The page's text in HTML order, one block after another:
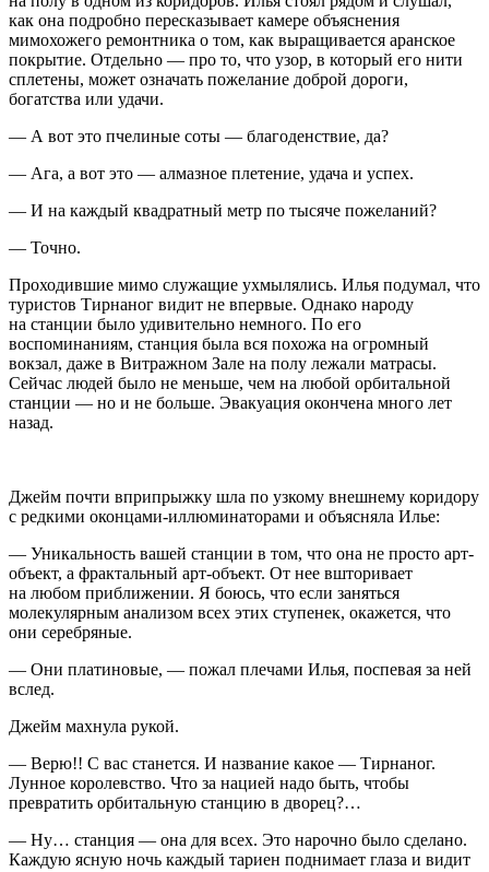
как она подробно пересказывает камере объяснения
мимохожего ремонтника о том, как выращивается аранское
покрытие. Отдельно — про то, что узор, в который его нити
сплетены, может означать пожелание доброй дороги,
богатства или удачи.
— А вот это пчелиные соты — благоденствие, да?
— Ага, а вот это — алмазное плетение, удача и успех.
— И на каждый квадратный метр по тысяче пожеланий?
— Точно.
Проходившие мимо служащие ухмылялись. Илья подумал, что
туристов Тирнаног видит не впервые. Однако народу
на станции было удивительно немного. По его
воспоминаниям, станция была вся похожа на огромный
вокзал, даже в Витражном Зале на полу лежали матрасы.
Сейчас людей было не меньше, чем на любой орбитальной
станции — но и не больше. Эвакуация окончена много лет
назад.
Джейм почти вприпрыжку шла по узкому внешнему коридору
с редкими оконцами-иллюминаторами и объясняла Илье:
— Уникальность вашей станции в том, что она не просто арт-
объект, а фрактальный арт-объект. От нее вшторивает
на любом приближении. Я боюсь, что если заняться
молекулярным анализом всех этих ступенек, окажется, что
они серебряные.
— Они платиновые, — пожал плечами Илья, поспевая за ней
вслед.
Джейм махнула рукой.
— Верю!! С вас станется. И название какое — Тирнаног.
Лунное королевство. Что за нацией надо быть, чтобы
превратить орбитальную станцию в дворец?…
— Ну… станция — она для всех. Это нарочно было сделано.
Каждую ясную ночь каждый тариен поднимает глаза и видит